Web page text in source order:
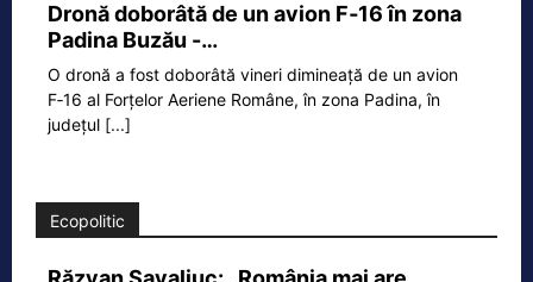
Dronă doborâtă de un avion F‑16 în zona
Padina Buzău -…
O dronă a fost doborâtă vineri dimineață de un avion
F‑16 al Forțelor Aeriene Române, în zona Padina, în
județul [...]
Ecopolitic